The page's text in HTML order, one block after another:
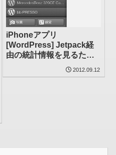
iPhoneアプリ
[WordPress] Jetpack経
由の統計情報を見るため
の設定がちょっと面倒
2012.09.12